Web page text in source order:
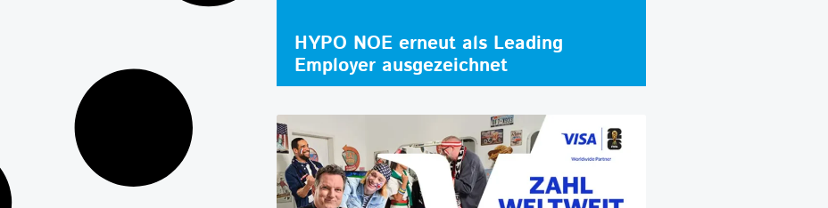
HYPO NOE erneut als Leading
Employer ausgezeichnet